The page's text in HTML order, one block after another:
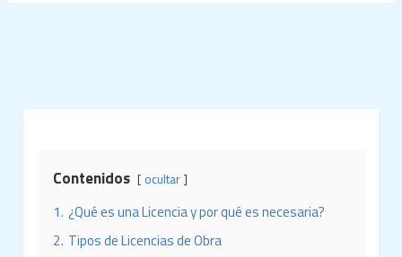
Contenidos ocultar
1. ¿Qué es una Licencia y por qué es necesaria?
2. Tipos de Licencias de Obra